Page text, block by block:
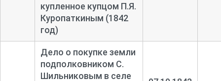
купленное купцом П.Я.
Куропаткиным (1842
год)
Дело о покупке земли
подполковником С.
Шильниковым в селе